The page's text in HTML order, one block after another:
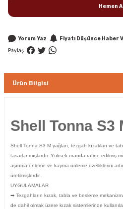
Hemen
Yorum Yaz
Fiyatı Düşünce Haber
Paylaş
Ürün Bilgisi
Shell Tonna S3
Shell Tonna S3 M yağları, tezgah kızakları ve
tasarlanmışlardır. Yüksek oranda rafine edilmiş
aşınma önleme ve kayma önleme özelliklerini
üretilmişlerdir.
UYGULAMALAR
➡ Tezgahların kızak, tabla ve besleme
de dahil olmak üzere kızak sistemlerinde